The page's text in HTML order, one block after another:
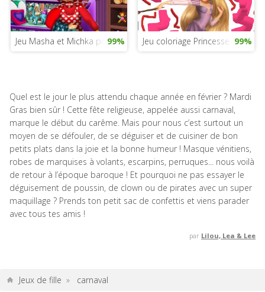
Jeu Masha et Michka pour filles
99% Jeu coloriage Princesse 99%
Quel est le jour le plus attendu chaque année en février ? Mardi
Gras bien sûr ! Cette fête religieuse, appelée aussi carnaval,
marque le début du carême. Mais pour nous c’est surtout un
moyen de se défouler, de se déguiser et de cuisiner de bon
petits plats dans la joie et la bonne humeur ! Masque vénitiens,
robes de marquises à volants, escarpins, perruques... nous voilà
de retour à l’époque baroque ! Et pourquoi ne pas essayer le
déguisement de poussin, de clown ou de pirates avec un super
maquillage ? Prends ton petit sac de confettis et viens parader
avec tous tes amis !
par Lilou, Lea & Lee
Jeux de fille » carnaval